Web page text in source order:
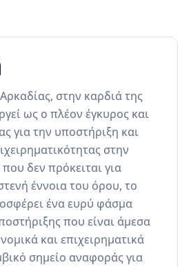
στην καρδιά της
ως ο πλέον έγκυρος και
για την υποστήριξη και
στην
δεν πρόκειται για
έννοια του όρου, το
ένα ευρύ φάσμα
που είναι άμεσα
και επιχειρηματικά
σημείο αναφοράς για